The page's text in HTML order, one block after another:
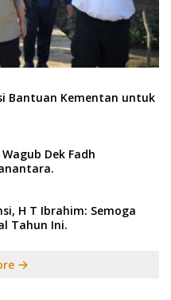
Bantuan Kementan untuk
Dek Fadh
H T Ibrahim: Semoga
Tahun Ini.